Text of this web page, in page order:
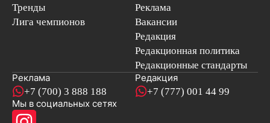
Тренды
Лига чемпионов
Реклама
Вакансии
Редакция
Редакционная политика
Редакционные стандарты
Реклама
+7 (700) 3 888 188
Редакция
+7 (777) 001 44 99
Мы в социальных сетях